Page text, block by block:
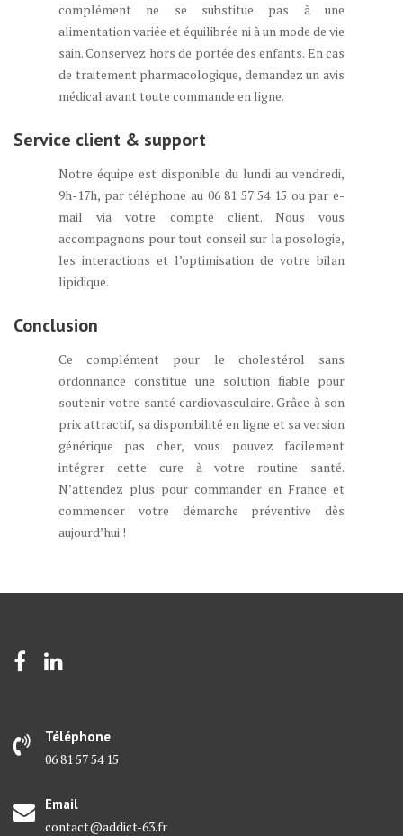
complément ne se substitue pas à une
alimentation variée et équilibrée ni à un mode de vie
sain. Conservez hors de portée des enfants. En cas
de traitement pharmacologique, demandez un avis
médical avant toute commande en ligne.
Service client & support
Notre équipe est disponible du lundi au vendredi,
9h-17h, par téléphone au 06 81 57 54 15 ou par e-
mail via votre compte client. Nous vous
accompagnons pour tout conseil sur la posologie,
les interactions et l’optimisation de votre bilan
lipidique.
Conclusion
Ce complément pour le cholestérol sans
ordonnance constitue une solution fiable pour
soutenir votre santé cardiovasculaire. Grâce à son
prix attractif, sa disponibilité en ligne et sa version
générique pas cher, vous pouvez facilement
intégrer cette cure à votre routine santé.
N’attendez plus pour commander en France et
commencer votre démarche préventive dès
aujourd’hui !
Téléphone
06 81 57 54 15
Email
contact@addict-63.fr